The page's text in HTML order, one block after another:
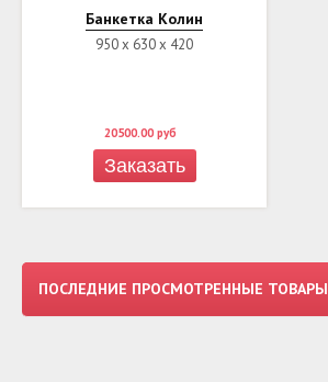
Банкетка Колин
950 х 630 х 420
20500.00 руб
Заказать
ПОСЛЕДНИЕ ПРОСМОТРЕННЫЕ ТОВАРЫ